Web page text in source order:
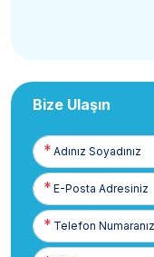
Bize Ulaşın
Adınız
Soyadınız
E-
Posta
Telefon
Numaranız